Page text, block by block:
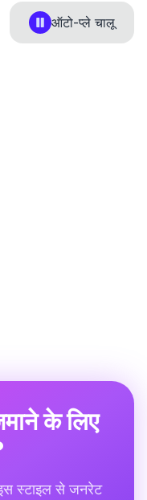
ऑटो-प्ले चालू
के लिए
स्टाइल से जनरेट